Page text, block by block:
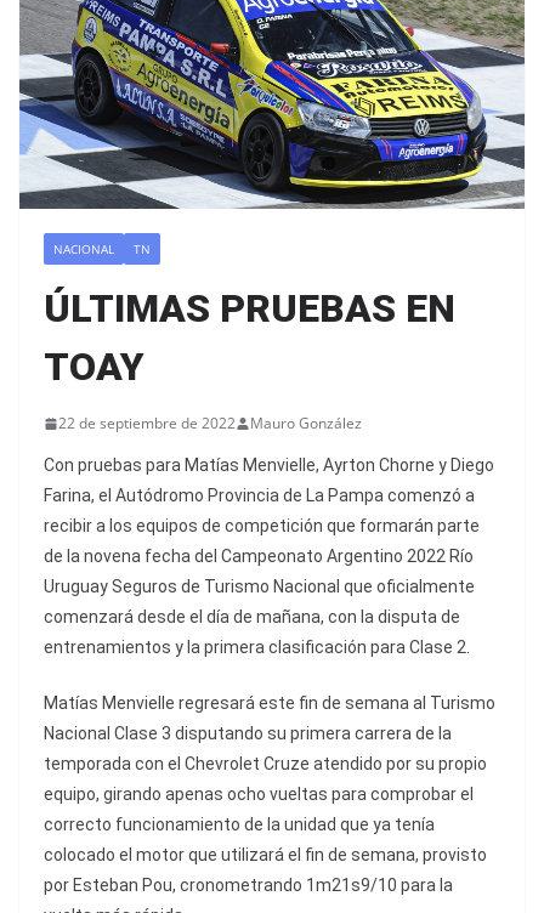
NACIONAL TN
ÚLTIMAS PRUEBAS EN
TOAY
22 de septiembre de 2022 Mauro González
Con pruebas para Matías Menvielle, Ayrton Chorne y Diego
Farina, el Autódromo Provincia de La Pampa comenzó a
recibir a los equipos de competición que formarán parte
de la novena fecha del Campeonato Argentino 2022 Río
Uruguay Seguros de Turismo Nacional que oficialmente
comenzará desde el día de mañana, con la disputa de
entrenamientos y la primera clasificación para Clase 2.
Matías Menvielle regresará este fin de semana al Turismo
Nacional Clase 3 disputando su primera carrera de la
temporada con el Chevrolet Cruze atendido por su propio
equipo, girando apenas ocho vueltas para comprobar el
correcto funcionamiento de la unidad que ya tenía
colocado el motor que utilizará el fin de semana, provisto
por Esteban Pou, cronometrando 1m21s9/10 para la